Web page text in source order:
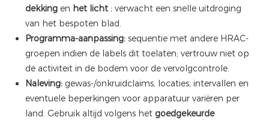
dekkingen het licht; verwacht een snelle uitdroging
van het bespoten blad.
Programma-aanpassing:sequentie met andere HRAC-
groepen indien de labels dit toelaten; vertrouw niet op
de activiteit in de bodem voor de vervolgcontrole.
Naleving:gewas-/onkruidclaims, locaties, intervallen en
eventuele beperkingen voor apparatuur variëren per
land. Gebruik altijd volgens het goedgekeurde